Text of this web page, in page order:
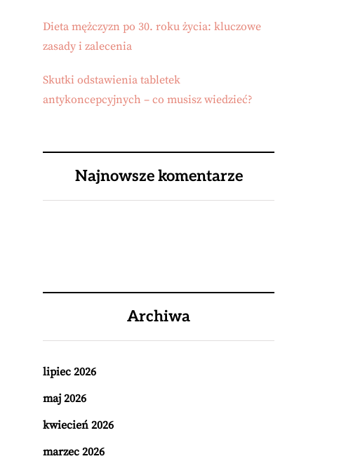
Dieta mężczyzn po 30. roku życia: kluczowe
zasady i zalecenia
Skutki odstawienia tabletek
antykoncepcyjnych – co musisz wiedzieć?
Najnowsze komentarze
Archiwa
lipiec 2026
maj 2026
kwiecień 2026
marzec 2026